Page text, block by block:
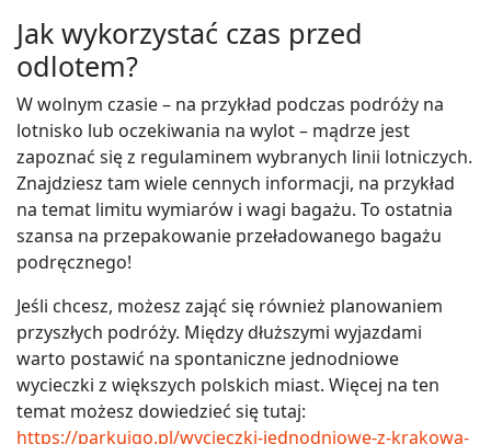
Jak wykorzystać czas przed
odlotem?
W wolnym czasie – na przykład podczas podróży na
lotnisko lub oczekiwania na wylot – mądrze jest
zapoznać się z regulaminem wybranych linii lotniczych.
Znajdziesz tam wiele cennych informacji, na przykład
na temat limitu wymiarów i wagi bagażu. To ostatnia
szansa na przepakowanie przeładowanego bagażu
podręcznego!
Jeśli chcesz, możesz zająć się również planowaniem
przyszłych podróży. Między dłuższymi wyjazdami
warto postawić na spontaniczne jednodniowe
wycieczki z większych polskich miast. Więcej na ten
temat możesz dowiedzieć się tutaj:
https://parkujgo.pl/wycieczki-jednodniowe-z-krakowa-